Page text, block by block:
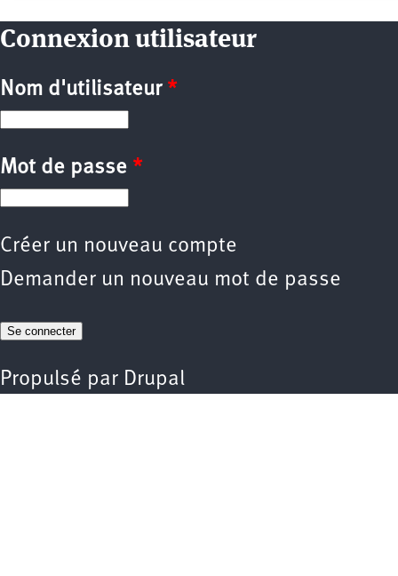
Connexion utilisateur
Nom d'utilisateur *
Mot de passe *
Créer un nouveau compte
Demander un nouveau mot de passe
Propulsé par Drupal